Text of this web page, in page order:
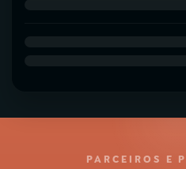
PARCEIROS E